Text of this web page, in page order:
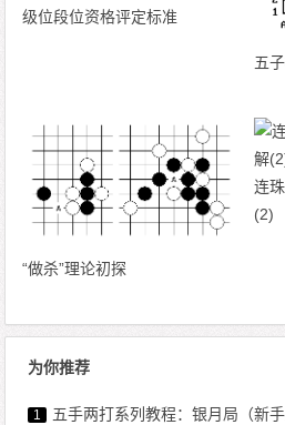
级位段位资格评定标准
五
“做杀”理论初探
连
(2)
为你推荐
1 五手两打系列教程：银月局（新手